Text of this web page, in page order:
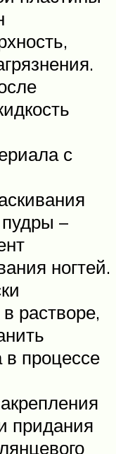
с
–
ногтей.
растворе,
в процессе
придания